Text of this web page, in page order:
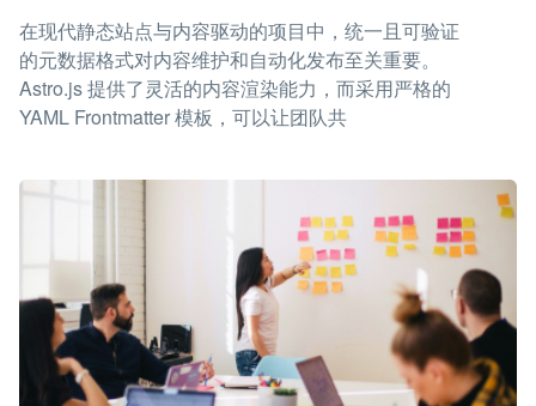
在现代静态站点与内容驱动的项目中，统一且可验证
的元数据格式对内容维护和自动化发布至关重要。
Astro.js 提供了灵活的内容渲染能力，而采用严格的
YAML Frontmatter 模板，可以让团队共